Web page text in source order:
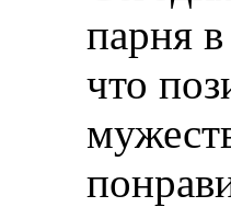
парня
что